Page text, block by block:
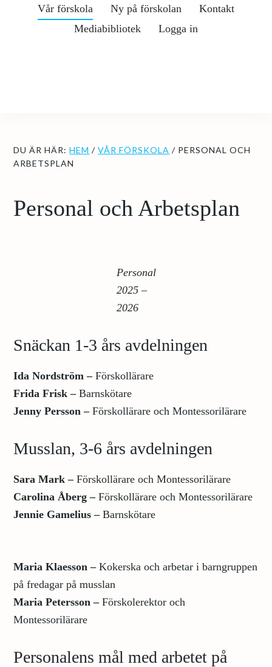
Vår förskola Ny på förskolan
Kontakt
Mediabibliotek
Logga in
DU ÄR HÄR:HEM / VÅR FÖRSKOLA / PERSONAL OCH
ARBETSPLAN
Personal och Arbetsplan
Personal
2025 –
2026
Snäckan 1-3 års avdelningen
Ida Nordström –Förskollärare
Frida Frisk –Barnskötare
Jenny Persson –Förskollärare och Montessorilärare
Musslan, 3-6 års avdelningen
Sara Mark –Förskollärare och Montessorilärare
Carolina Åberg –Förskollärare och Montessorilärare
Jennie Gamelius –Barnskötare
Maria Klaesson –Kokerska och arbetar i barngruppen
på fredagar på musslan
Maria Petersson –Förskolerektor och
Montessorilärare
Personalens mål med arbetet på